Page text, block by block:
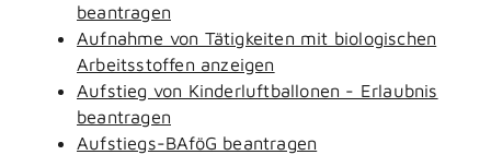
beantragen
Aufnahme von Tätigkeiten mit biologischen
Arbeitsstoffen anzeigen
Aufstieg von Kinderluftballonen - Erlaubnis
beantragen
Aufstiegs-BAföG beantragen